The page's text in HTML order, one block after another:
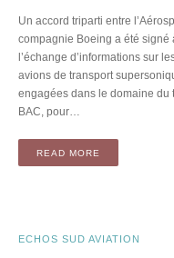
Un accord triparti entre
compagnie Boeing a été signé
l’échange d’informations sur
avions de transport
engagées dans le domaine du
BAC, pour…
READ MORE
ECHOS SUD AVIATION